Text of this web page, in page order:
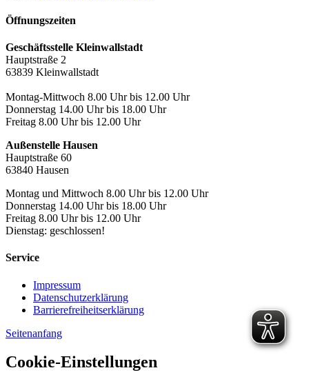
Öffnungszeiten
Geschäftsstelle Kleinwallstadt
Hauptstraße 2
63839 Kleinwallstadt
Montag-Mittwoch 8.00 Uhr bis 12.00 Uhr
Donnerstag 14.00 Uhr bis 18.00 Uhr
Freitag 8.00 Uhr bis 12.00 Uhr
Außenstelle Hausen
Hauptstraße 60
63840 Hausen
Montag und Mittwoch 8.00 Uhr bis 12.00 Uhr
Donnerstag 14.00 Uhr bis 18.00 Uhr
Freitag 8.00 Uhr bis 12.00 Uhr
Dienstag: geschlossen!
Service
Impressum
Datenschutzerklärung
Barrierefreiheitserklärung
Seitenanfang
Cookie-Einstellungen